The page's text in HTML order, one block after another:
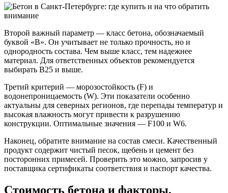
Второй важный параметр — класс бетона, обозначаемый
буквой «В». Он учитывает не только прочность, но и
однородность состава. Чем выше класс, тем надежнее
материал. Для ответственных объектов рекомендуется
выбирать В25 и выше.
Третий критерий — морозостойкость (F) и
водонепроницаемость (W). Эти показатели особенно
актуальны для северных регионов, где перепады температур и
высокая влажность могут привести к разрушению
конструкции. Оптимальные значения — F100 и W6.
Наконец, обратите внимание на состав смеси. Качественный
продукт содержит чистый песок, щебень и цемент без
посторонних примесей. Проверить это можно, запросив у
поставщика сертификаты соответствия и паспорт качества.
Стоимость бетона и факторы,